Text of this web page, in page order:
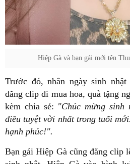
Hiệp Gà và bạn gái mới tên
Trước đó, nhân ngày sinh
đăng clip đi mua hoa, quà tặng
kèm chia sẻ: "Chúc mừng sinh
điều tuyệt vời nhất trong tuổi
hạnh phúc!".
Bạn gái Hiệp Gà cũng đăng clip